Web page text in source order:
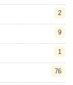
2
9
1
76